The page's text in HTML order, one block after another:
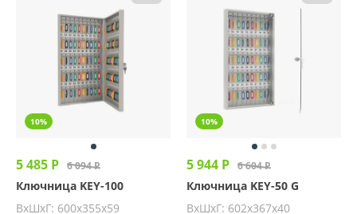
10%
5 485 Р 6 094 Р
Ключница KEY-100
ВхШхГ: 600х355х59
10%
5 944 Р 6 604 Р
Ключница KEY-50 G
ВхШхГ: 602х367х40